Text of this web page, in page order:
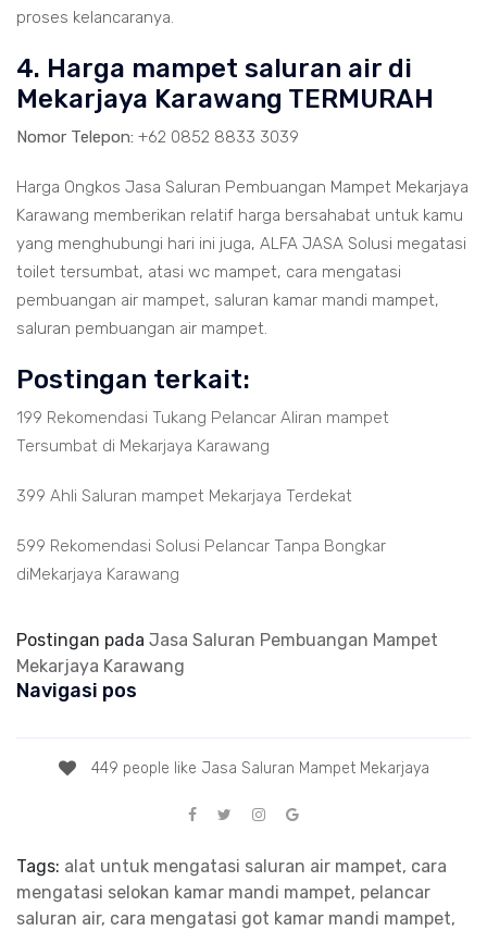
proses kelancaranya.
4. Harga mampet saluran air di
Mekarjaya Karawang TERMURAH
Nomor Telepon: +62 0852 8833 3039
Harga Ongkos Jasa Saluran Pembuangan Mampet Mekarjaya
Karawang memberikan relatif harga bersahabat untuk kamu
yang menghubungi hari ini juga, ALFA JASA Solusi megatasi
toilet tersumbat, atasi wc mampet, cara mengatasi
pembuangan air mampet, saluran kamar mandi mampet,
saluran pembuangan air mampet.
Postingan terkait:
199 Rekomendasi Tukang Pelancar Aliran mampet
Tersumbat di Mekarjaya Karawang
399 Ahli Saluran mampet Mekarjaya Terdekat
599 Rekomendasi Solusi Pelancar Tanpa Bongkar
diMekarjaya Karawang
Postingan pada Jasa Saluran Pembuangan Mampet
Mekarjaya Karawang
Navigasi pos
449 people like Jasa Saluran Mampet Mekarjaya
Tags: alat untuk mengatasi saluran air mampet, cara
mengatasi selokan kamar mandi mampet, pelancar
saluran air, cara mengatasi got kamar mandi mampet,